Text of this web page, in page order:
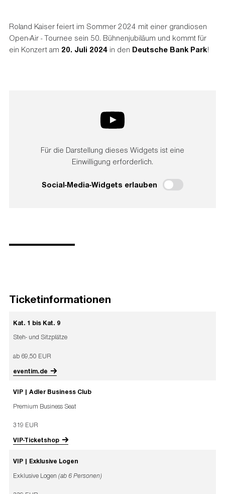
Roland Kaiser feiert im Sommer 2024 mit einer grandiosen
Open-Air - Tournee sein 50. Bühnenjubiläum und kommt für
ein Konzert am 20. Juli 2024 in den Deutsche Bank Park!
Für die Darstellung dieses Widgets ist eine
Einwilligung erforderlich.
Social-Media-Widgets erlauben
Ticketinformationen
Kat. 1 bis Kat. 9
Steh- und Sitzplätze
ab 69,50 EUR
eventim.de
VIP | Adler Business Club
Premium Business Seat
319 EUR
VIP-Ticketshop
VIP | Exklusive Logen
Exklusive Logen(ab 6 Personen)